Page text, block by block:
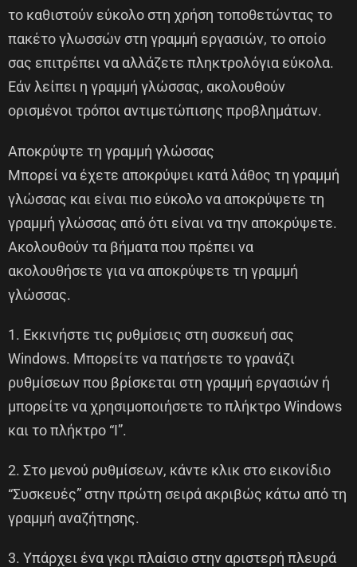
το καθιστούν εύκολο στη χρήση τοποθετώντας το
πακέτο γλωσσών στη γραμμή εργασιών, το οποίο
σας επιτρέπει να αλλάζετε πληκτρολόγια εύκολα.
Εάν λείπει η γραμμή γλώσσας, ακολουθούν
ορισμένοι τρόποι αντιμετώπισης προβλημάτων.
Αποκρύψτε τη γραμμή γλώσσας
Μπορεί να έχετε αποκρύψει κατά λάθος τη γραμμή
γλώσσας και είναι πιο εύκολο να αποκρύψετε τη
γραμμή γλώσσας από ότι είναι να την αποκρύψετε.
Ακολουθούν τα βήματα που πρέπει να
ακολουθήσετε για να αποκρύψετε τη γραμμή
γλώσσας.
1. Εκκινήστε τις ρυθμίσεις στη συσκευή σας
Windows. Μπορείτε να πατήσετε το γρανάζι
ρυθμίσεων που βρίσκεται στη γραμμή εργασιών ή
μπορείτε να χρησιμοποιήσετε το πλήκτρο Windows
και το πλήκτρο “I”.
2. Στο μενού ρυθμίσεων, κάντε κλικ στο εικονίδιο
“Συσκευές” στην πρώτη σειρά ακριβώς κάτω από τη
γραμμή αναζήτησης.
3. Υπάρχει ένα γκρι πλαίσιο στην αριστερή πλευρά